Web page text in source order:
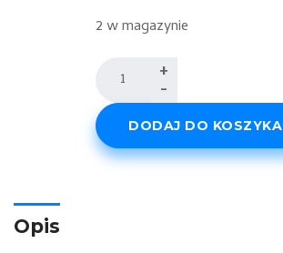
2 w magazynie
proofStation
40
Large
Format
+
-
DODAJ DO KOSZYKA
Opis